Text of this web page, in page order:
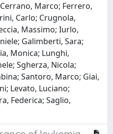
Marco; Ferrero,
Carlo; Crugnola,
Massimo; Iurlo,
Galimberti, Sara;
Monica; Lunghi,
Sgherza, Nicola;
Santoro, Marco; Giai,
Levato, Luciano;
Federica; Saglio,